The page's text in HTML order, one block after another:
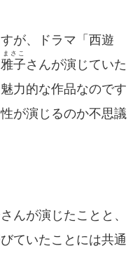
が、ドラマ「西遊
子
さこ
さんが演じていた
力的な作品なのです
が演じるのか不思議
んが演じたことと、
ていたことには共通